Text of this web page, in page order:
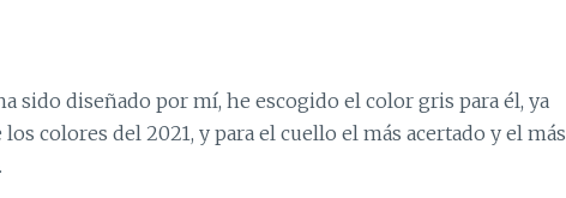
sido diseñado por mí, he escogido el color gris para él, ya
los colores del 2021, y para el cuello el más acertado y el más